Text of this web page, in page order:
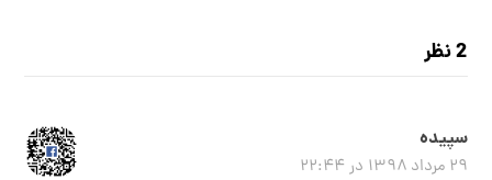
2 نظر
سپیده
۲۹ مرداد ۱۳۹۸ در ۲۲:۴۴